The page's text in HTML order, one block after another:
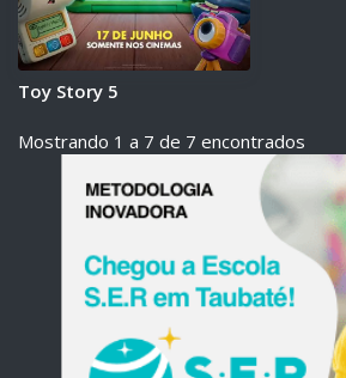
Toy Story 5
Mostrando 1 a 7 de 7 encontrados